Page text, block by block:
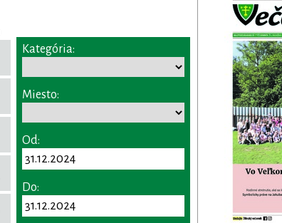
Kategória:
Miesto:
Od:
Do: